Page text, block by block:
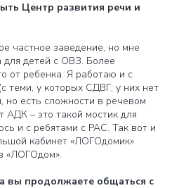
Центр развития речи и
частное заведение, но мне
для детей с ОВЗ. Более
от ребенка. Я работаю и с
теми, у которых СДВГ; у них нет
но есть сложности в речевом
АДК – это такой мостик для
и с ребятами с РАС. Так вот и
кабинет «ЛОГОдомик»
«ЛОГОдом».
вы продолжаете общаться с